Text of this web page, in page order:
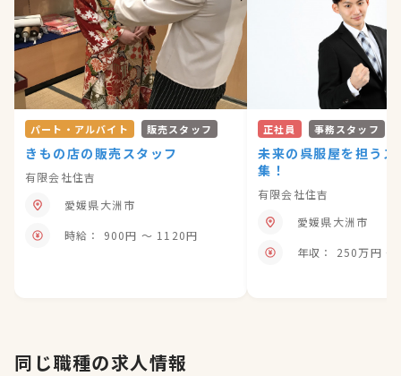
パート・アルバイト 販売スタッフ
きもの店の販売スタッフ
有限会社住吉
愛媛県大洲市
時給： 900円 〜 1120円
正社員 事務スタッフ
未来の呉服屋を担うス
集！
有限会社住吉
愛媛県大洲市
年収： 250万円 〜
同じ職種の求人情報